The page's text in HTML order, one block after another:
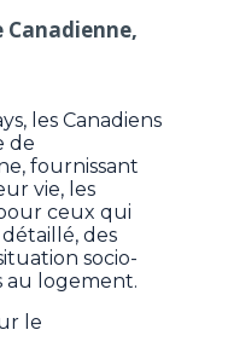
Canadienne,
les Canadiens
de
fournissant
vie, les
ceux qui
des
socio-
au logement.
le